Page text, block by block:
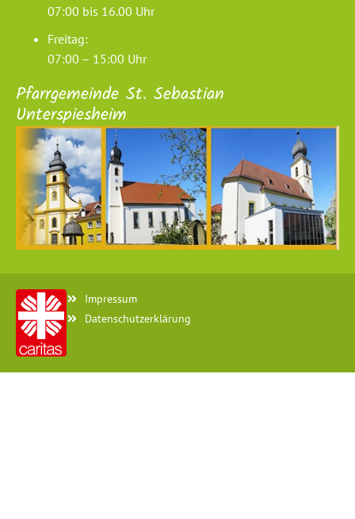
07:00 bis 16.00 Uhr
Freitag:
07:00 – 15:00 Uhr
Pfarrgemeinde St. Sebastian
Unterspiesheim
Impressum
Datenschutzerklärung